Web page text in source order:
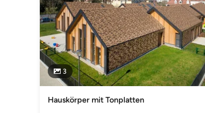
3
Hauskörper mit Tonplatten